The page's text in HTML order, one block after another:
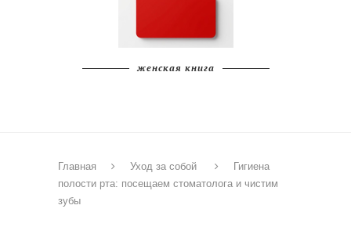
женская книга
Главная Уход за собой
Гигиена
полости рта: посещаем стоматолога и чистим
зубы